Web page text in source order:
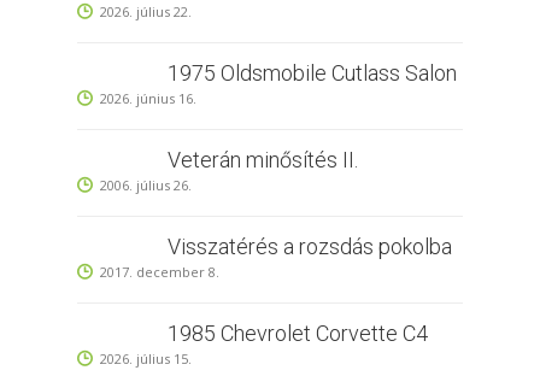
2026. július 22.
1975 Oldsmobile Cutlass Salon
2026. június 16.
Veterán minősítés II.
2006. július 26.
Visszatérés a rozsdás pokolba
2017. december 8.
1985 Chevrolet Corvette C4
2026. július 15.